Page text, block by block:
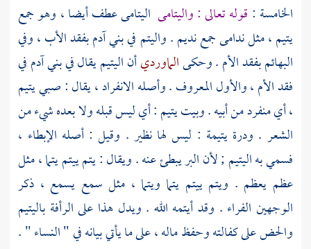
الخامسة : قوله تعالى : واليتامى اليتامى عطف أيضا ، وهو جمع
يتيم ، مثل ندامى جمع نديم . واليتم في بني آدم بفقد الأب ، وفي
البهائم بفقد الأم . وحكىالماورديأن اليتيم يقال في بني آدم في
فقد الأم ، والأول المعروف . وأصله الانفراد ، يقال : صبي يتيم
، أي منفرد من أبيه . وبيت يتيم : أي ليس قبله ولا بعده شيء من
الشعر . ودرة يتيمة : ليس لها نظير . وقيل : أصله الإبطاء ،
فسمي به اليتيم ; لأن البر يبطئ عنه . ويقال : يتم ييتم يتما ، مثل
عظم يعظم . ويتم ييتم يتما ويتما ، مثل سمع يسمع ، ذكر
الوجهين الفراء . وقد أيتمه الله . ويدل هذا على الرأفة باليتيم
والحض على كفالته وحفظ ماله ، على ما يأتي بيانه في " النساء " .